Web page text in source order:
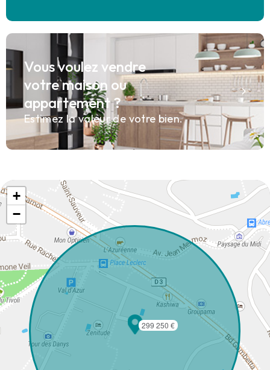
Vous voulez vendre
votre maison ou
appartement ?
Estimez la valeur de votre bien.
299 250 €
+
−